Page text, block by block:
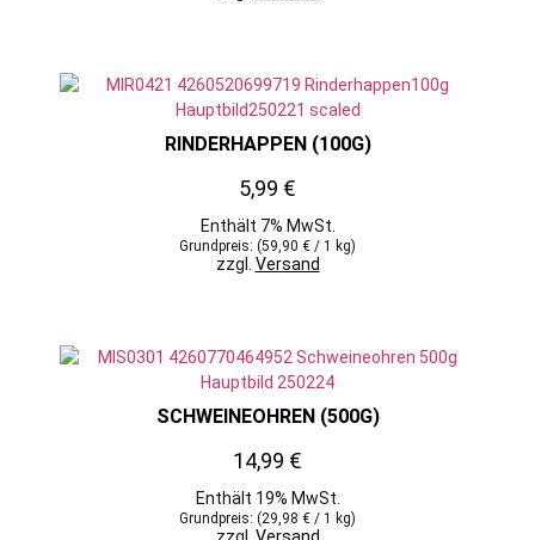
RINDERHAPPEN (100G)
5,99 €
Enthält 7% MwSt.
Grundpreis: (59,90 € / 1 kg)
zzgl. Versand
SCHWEINEOHREN (500G)
14,99 €
Enthält 19% MwSt.
Grundpreis: (29,98 € / 1 kg)
zzgl. Versand